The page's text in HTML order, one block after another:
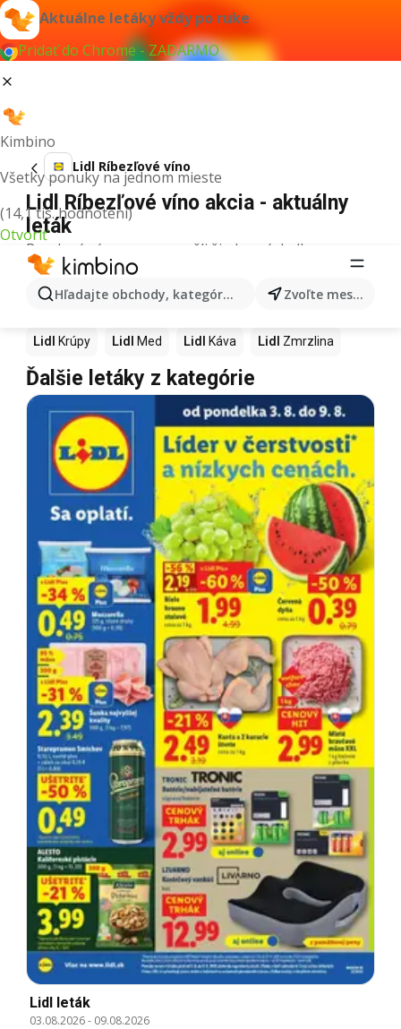
Aktuálne letáky vždy po ruke
Pridať do Chrome - ZADARMO
Kimbino
Všetky ponuky na jednom mieste
(14,1 tis. hodnotení)
Otvoriť
Hľadajte obchody, kategórie, produkty... Zvoľte mesto
Lidl Ríbezľové víno
Lidl Ríbezľové víno akcia - aktuálny
leták
Pre daný výraz sme nenašli žiadne výsledky.
Ďalšie produkty v obchodoch Lidl
Lidl Kiwi LidlMango Lidl
Lidl Krúpy Lidl Med Lidl Káva Lidl Zmrzlina
Ďalšie letáky z kategórie
Lidl leták
03.08.2026- 09.08.2026